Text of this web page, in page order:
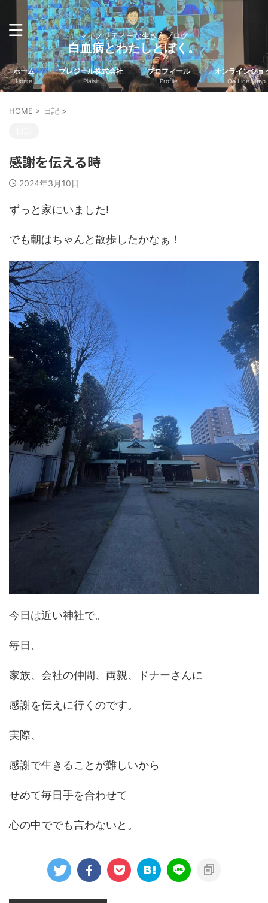
マイノリティーな生き方ブログ
白血病とわたしとぼく。
ホーム
Home
プレジール株式会社
Plaisir
プロフィール
Profile
オンラインショ
On Line Shop
HOME > 日記 >
感謝を伝える時
2024年3月10日
ずっと家にいました!
でも朝はちゃんと散歩したかなぁ！
今日は近い神社で。
毎日、
家族、会社の仲間、両親、ドナーさんに
感謝を伝えに行くのです。
実際、
感謝で生きることが難しいから
せめて毎日手を合わせて
心の中ででも言わないと。